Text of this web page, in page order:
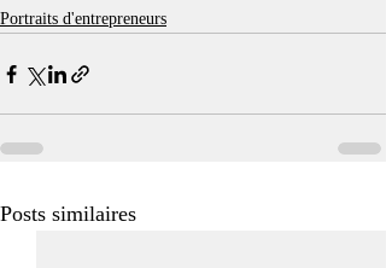
Portraits d'entrepreneurs
Posts similaires